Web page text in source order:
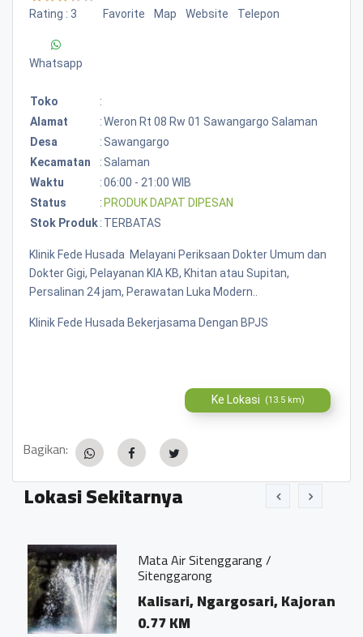
Rating : 3 Favorite Map Website Telepon
Whatsapp
Toko
:
Alamat
:Weron Rt 08 Rw 01 Sawangargo Salaman
Desa
: Sawangargo
Kecamatan
: Salaman
Waktu
:06:00 - 21:00 WIB
Status
: PRODUK DAPAT DIPESAN
Stok Produk: TERBATAS
Klinik Fede Husada Melayani Periksaan Dokter Umum dan
Dokter Gigi, Pelayanan KIA KB, Khitan atau Supitan,
Persalinan 24 jam, Perawatan Luka Modern..
Klinik Fede Husada Bekerjasama Dengan BPJS
Ke Lokasi (13.5 km)
Bagikan:
Lokasi Sekitarnya
Mata Air Sitenggarang /
Sitenggarong
Kalisari, Ngargosari, Kajoran
0.77 KM